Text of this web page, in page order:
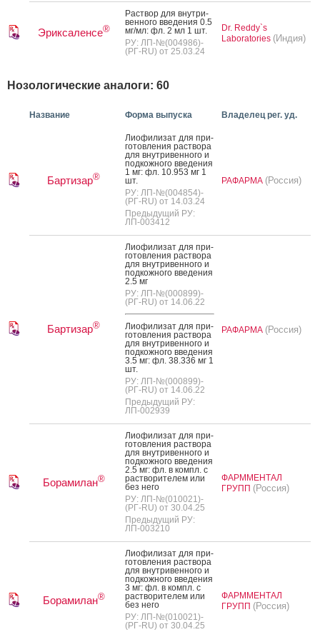
Эриксаленсе®
Рас­твор для внут­ри­
вен­но­го вве­дения 0.5
мг/мл: фл. 2 мл 1 шт.
РУ: ЛП-№(004986)-
(РГ-RU) от 25.03.24
Dr. Reddy`s
Laboratories (Индия)
Нозологические аналоги: 60
Название Форма выпуска Владелец рег. уд.
Бартизар®
Ли­офи­лизат для при­
готов­ле­ния рас­тво­ра
для внут­ри­вен­но­го и
под­кожно­го вве­дения
1 мг: фл. 10.953 мг 1
шт.
РУ: ЛП-№(004854)-
(РГ-RU) от 14.03.24
Предыдущий РУ:
ЛП-003412
РАФАРМА (Россия)
Бартизар®
Ли­офи­лизат для при­
готов­ле­ния рас­тво­ра
для внут­ри­вен­но­го и
под­кожно­го вве­дения
2.5 мг
РУ: ЛП-№(000899)-
(РГ-RU) от 14.06.22
Ли­офи­лизат для при­
готов­ле­ния рас­тво­ра
для внут­ри­вен­но­го и
под­кожно­го вве­дения
3.5 мг: фл. 38.336 мг 1
шт.
РУ: ЛП-№(000899)-
(РГ-RU) от 14.06.22
Предыдущий РУ:
ЛП-002939
РАФАРМА (Россия)
Борамилан®
Ли­офи­лизат для при­
готов­ле­ния рас­тво­ра
для внут­ри­вен­но­го и
под­кожно­го вве­дения
2.5 мг: фл. в компл. с
рас­тво­рите­лем или
без не­го
РУ: ЛП-№(010021)-
(РГ-RU) от 30.04.25
Предыдущий РУ:
ЛП-003210
ФАРММЕНТАЛ
ГРУПП (Россия)
Борамилан®
Ли­офи­лизат для при­
готов­ле­ния рас­тво­ра
для внут­ри­вен­но­го и
под­кожно­го вве­дения
3 мг: фл. в компл. с
рас­тво­рите­лем или
без не­го
РУ: ЛП-№(010021)-
(РГ-RU) от 30.04.25
ФАРММЕНТАЛ
ГРУПП (Россия)